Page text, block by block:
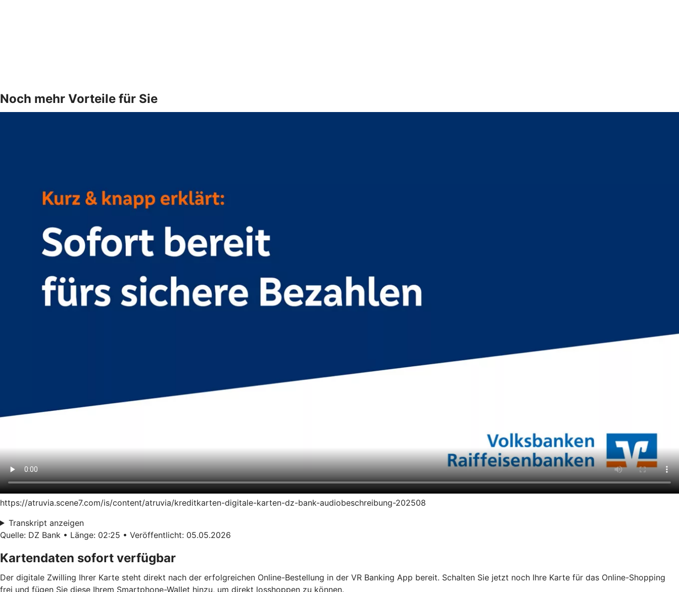
Noch mehr Vorteile für Sie
https://atruvia.scene7.com/is/content/atruvia/kreditkarten-digitale-karten-dz-bank-audiobeschreibung-202508
Transkript anzeigen
Quelle: DZ Bank • Länge: 02:25 • Veröffentlicht: 05.05.2026
Kartendaten sofort verfügbar
Der digitale Zwilling Ihrer Karte steht direkt nach der erfolgreichen Online-Bestellung in der VR Banking App bereit. Schalten Sie jetzt noch Ihre Karte für das Online-Shopping
frei und fügen Sie diese Ihrem Smartphone-Wallet hinzu, um direkt losshoppen zu können.